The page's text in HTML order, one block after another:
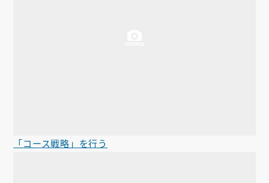
「コース戦略」を行う